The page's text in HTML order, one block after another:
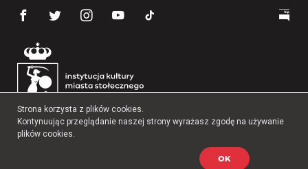
Copyright 2026 Muzeum Powstania Warszawskiego
Strona korzysta z plików cookies.
Kontynuując przeglądanie naszej strony wyrażasz zgodę na używanie
plików cookies.
OK